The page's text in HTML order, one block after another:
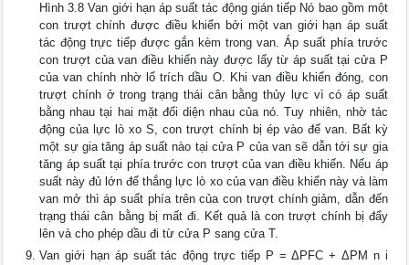
Hình 3.8 Van giới hạn áp suất tác động gián tiếp Nó bao gồm một
con trượt chính được điều khiển bởi một van giới hạn áp suất
tác động trực tiếp được gắn kèm trong van. Áp suất phía trước
con trượt của van điều khiển này được lấy từ áp suất tại cửa P
của van chính nhờ lổ trích dầu O. Khi van điều khiển đóng, con
trượt chính ở trong trạng thái cân bằng thủy lực vì có áp suất
bằng nhau tại hai mặt đối diện nhau của nó. Tuy nhiên, nhờ tác
động của lực lò xo S, con trượt chính bị ép vào đế van. Bất kỳ
một sự gia tăng áp suất nào tại cửa P của van sẽ dẫn tới sự gia
tăng áp suất tại phía trước con trượt của van điều khiển. Nếu áp
suất này đủ lớn để thắng lực lò xo của van điều khiển này và làm
van mở thì áp suất phía trên của con trượt chính giảm, dẫn đến
trạng thái cân bằng bị mất đi. Kết quả là con trượt chính bị đẩy
lên và cho phép dầu đi từ cửa P sang cửa T.
Van giới hạn áp suất tác động trực tiếp P = ΔPFC + ΔPM n i